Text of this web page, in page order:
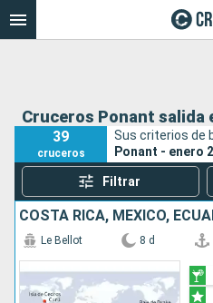
Cruceros Ponant salida
39
cruceros
Sus criterios de
Ponant - enero
Filtrar
Le Bellot 8 d